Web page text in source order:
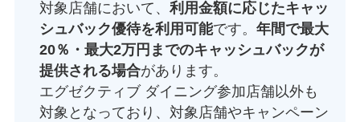
対象店舗において、利用金額に応じたキャッ
シュバック優待を利用可能です。年間で最大
20％・最大2万円までのキャッシュバックが
提供される場合があります。
エグゼクティブ ダイニング参加店舗以外も
対象となっており、対象店舗やキャンペーン